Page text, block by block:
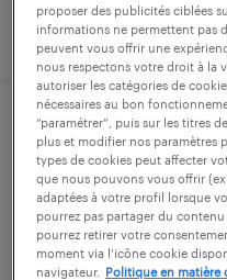
publié le 28 juillet 2026
agent de
ancenis-saint-
intérim
14,81 € par heure
proposer des publicités ciblées
informations ne permettent pas
peuvent vous offrir une
nous respectons votre droit à la
autoriser les catégories de
nécessaires au bon
“paramétrer”, puis sur les titres
plus et modifier nos paramètres
types de cookies peut affecter
que nous pouvons vous offrir
adaptées à votre profil lorsque
pourrez pas partager du
pourrez retirer votre
moment via l’icône cookie
navigateur.
Politique en matière